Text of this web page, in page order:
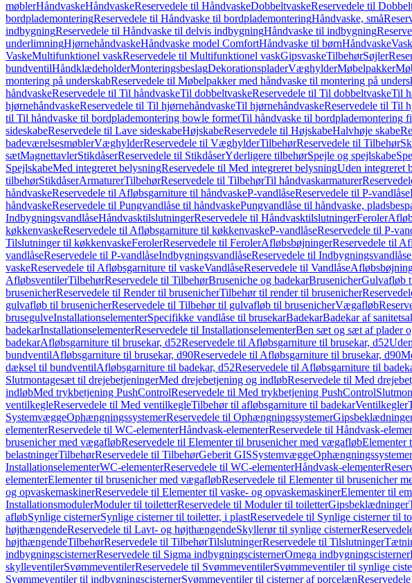
møblerHåndvaskeHåndvaskeReservedele til HåndvaskeDobbeltvaskeReservedele til
bordplademonteringReservedele til Håndvaske til bordplademonteringHåndvaske, små
indbygningReservedele til Håndvaske til delvis indbygningHåndvaske til indbygning
underlimningHjørnehåndvaskeHåndvaske model ComfortHåndvaske til børnHåndvaske
VaskeMultifunktionel vaskReservedele til Multifunktionel vaskGipsvaskeTilbehørSøjler
bundventilHåndklædeholderMonteringsbeslagDekorationspladerVæghylderMøbelpakker
montering på underskabReservedele til Møbelpakker med håndvaske til montering på
håndvaskeReservedele til Til håndvaskeTil dobbeltvaskeReservedele til Til dobbeltvaskeTil
hjørnehåndvaskeReservedele til Til hjørnehåndvaskeTil hjørnehåndvaskeReservedele til Til
til Til håndvaske til bordplademontering bowle formetTil håndvaske til bordplademontering
sideskabeReservedele til Lave sideskabeHøjskabeReservedele til HøjskabeHalvhøje skabe
badeværelsesmøblerVæghylderReservedele til VæghylderTilbehørReservedele til Tilbehør
sætMagnettavlerStikdåserReservedele til StikdåserYderligere tilbehørSpejle og spejlskabe
SpejlskabeMed integreret belysningReservedele til Med integreret belysningUden integreret
tilbehørStikdåserArmaturerTilbehørReservedele til TilbehørTil håndvaskarmaturer
håndvaskeReservedele til Afløbsgarniture til håndvaskeP-vandlåseReservedele til P-vandlåse
håndvaskeReservedele til Pungvandlåse til håndvaskePungvandlåse til håndvaske,
IndbygningsvandlåseHåndvasktilslutningerReservedele til HåndvasktilslutningerFeroler
køkkenvaskeReservedele til Afløbsgarniture til køkkenvaskeP-vandlåseReservedele til P-
Tilslutninger til køkkenvaskeFerolerReservedele til FerolerAfløbsbøjningerReservedele til
vandlåseReservedele til P-vandlåseIndbygningsvandlåseReservedele til Indbygningsvandlåse
vaskeReservedele til Afløbsgarniture til vaskeVandlåseReservedele til Vandlåse
AfløbsventilerTilbehørReservedele til TilbehørBruseniche og badekarBrusenicherGulvafløb
brusenicherReservedele til Render til brusenicherTilbehør til render til brusenicher
gulvafløb til brusenicherReservedele til Tilbehør til gulvafløb til brusenicherVægafløb
brusegulveInstallationselementerSpecifikke vandlåse til brusekarBadekarBadekar af
badekarInstallationselementerReservedele til InstallationselementerBen sæt og sæt af plader
badekarAfløbsgarniture til brusekar, d52Reservedele til Afløbsgarniture til brusekar, d52
bundventilAfløbsgarniture til brusekar, d90Reservedele til Afløbsgarniture til brusekar, d90
dæksel til bundventilAfløbsgarniture til badekar, d52Reservedele til Afløbsgarniture til
Slutmontagesæt til drejebetjeningerMed drejebetjening og indløbReservedele til Med
indløbMed trykbetjening PushControlReservedele til Med trykbetjening PushControl
ventilkegleReservedele til Med ventilkegleTilbehør til afløbsgarniture til badekarVentilkegler
SystemvæggeOphængningssystemerReservedele til Ophængningssystemer
elementerReservedele til WC-elementerHåndvask-elementerReservedele til Håndvask-
brusenicher med vægafløbReservedele til Elementer til brusenicher med vægafløbElementer
belastningerTilbehørReservedele til TilbehørGeberit GISSystemvæggeOphængningssystemer
InstallationselementerWC-elementerReservedele til WC-elementerHåndvask-elementer
elementerElementer til brusenicher med vægafløbReservedele til Elementer til brusenicher
og opvaskemaskinerReservedele til Elementer til vaske- og opvaskemaskinerElementer til
InstallationsmodulerModuler til toiletterReservedele til Moduler til toiletterGipsbeklædninger
afløbSynlige cisternerSynlige cisterner til toiletter, i plastReservedele til Synlige cisterner til
højthængendeReservedele til Lavt- og højthængendeSkyllerør til synlige cisterner
højthængendeTilbehørReservedele til TilbehørTilslutningerReservedele til Tilslutninger
indbygningscisternerReservedele til Sigma indbygningscisternerOmega indbygningscisterner
skylleventilerSvømmeventilerReservedele til SvømmeventilerSvømmeventiler til synlige
Svømmeventiler til indbygningscisternerSvømmeventiler til cisterner af porcelæn